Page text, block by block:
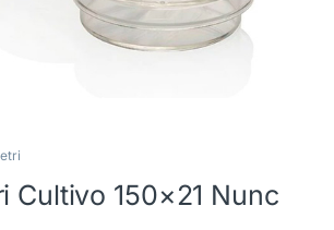
Cultivo 150×21 Nunc